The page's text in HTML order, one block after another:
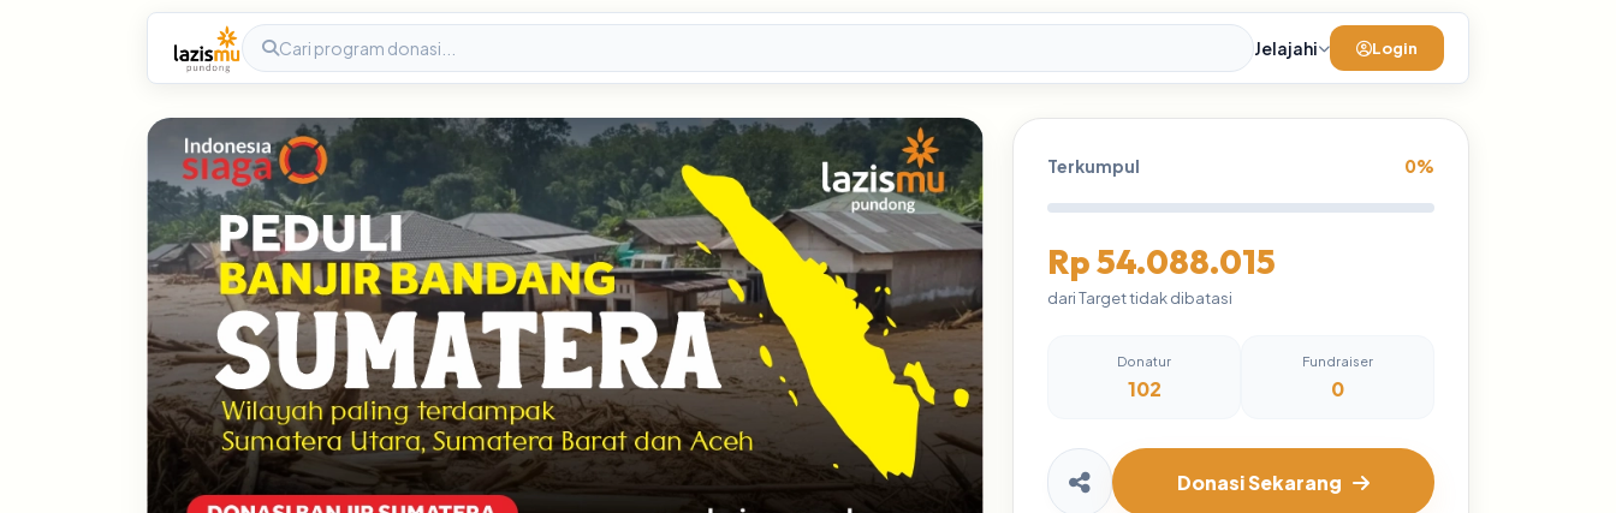
Jelajahi Login
Terkumpul 0%
Rp 54.088.015
dari Target tidak dibatasi
Donatur
102
Fundraiser
0
Donasi Sekarang